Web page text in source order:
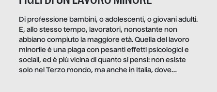
Di professione bambini, o adolescenti, o giovani adulti.
E, allo stesso tempo, lavoratori, nonostante non
abbiano compiuto la maggiore età. Quella del lavoro
minorile è una piaga con pesanti effetti psicologici e
sociali, ed è più vicina di quanto si pensi: non esiste
solo nel Terzo mondo, ma anche in Italia, dove